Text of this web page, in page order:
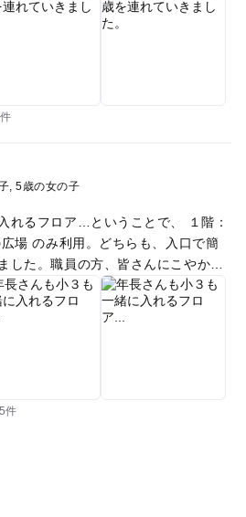
バランスストーン等体を動かすも
やボールプールまであります。 2階
ハイハイしながら本を開いてはまた
くらい充実。 制作のできる机がある
りできる座敷、乳児期〜小学生には
した。 2階では持ち込み
よいらしく、授乳室やオムツ替えシ
でにたまたま立ち寄りましたが近所
ーワンかもしれません。切実に自宅
により無料！！！最高！！！
5歳の女の子
れるフロア…ということで、 １階：
場 のみ利用。どちらも、入口で簡
した。職員の方、皆さんにこやかで
、かなり楽しめたようです。週末
間や、悪天候の日の気分転換によさ
ながら、飲食可能なテーブル席があ
5件